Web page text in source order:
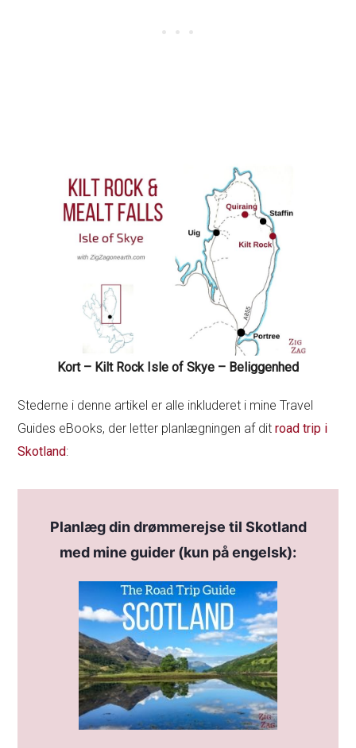
Kort – Kilt Rock Isle of Skye – Beliggenhed
Stederne i denne artikel er alle inkluderet i mine Travel
Guides eBooks, der letter planlægningen af ditroad trip i
Skotland:
Planlæg din drømmerejse til Skotland
med mine guider (kun på engelsk):